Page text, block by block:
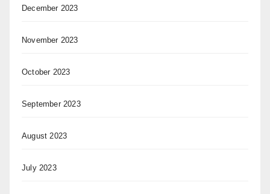
December 2023
November 2023
October 2023
September 2023
August 2023
July 2023